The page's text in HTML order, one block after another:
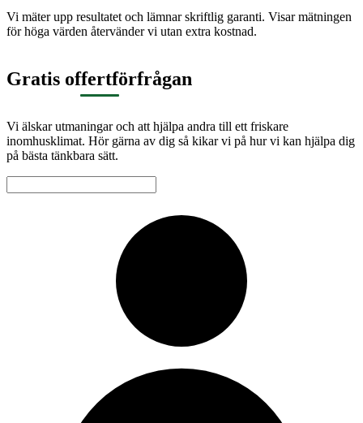
Vi mäter upp resultatet och lämnar skriftlig garanti. Visar mätningen
för höga värden återvänder vi utan extra kostnad.
Gratis offertförfrågan
Vi älskar utmaningar och att hjälpa andra till ett friskare
inomhusklimat. Hör gärna av dig så kikar vi på hur vi kan hjälpa dig
på bästa tänkbara sätt.